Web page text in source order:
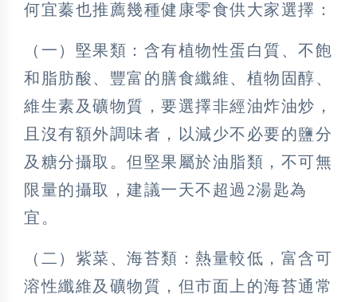
何宜蓁也推薦幾種健康零食供大家選擇：
（一）堅果類：含有植物性蛋白質、不飽
和脂肪酸、豐富的膳食纖維、植物固醇、
維生素及礦物質，要選擇非經油炸油炒，
且沒有額外調味者，以減少不必要的鹽分
及糖分攝取。但堅果屬於油脂類，不可無
限量的攝取，建議一天不超過2湯匙為
宜。
（二）紫菜、海苔類：熱量較低，富含可
溶性纖維及礦物質，但市面上的海苔通常